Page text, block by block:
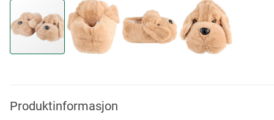
the
beginning
Produktinformasjon